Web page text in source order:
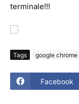
terminale!!!
Tags google chrome
Facebook